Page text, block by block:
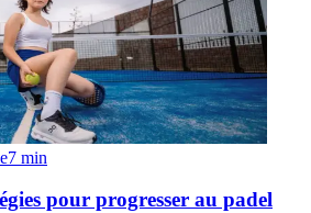
7 min
pour progresser au padel